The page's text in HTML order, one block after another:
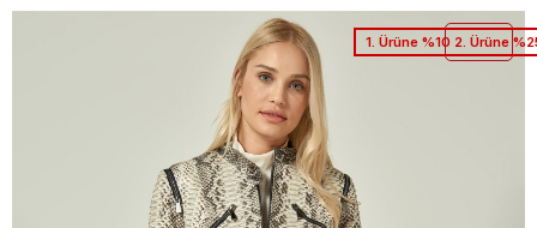
1. Ürüne %10 2. Ürüne